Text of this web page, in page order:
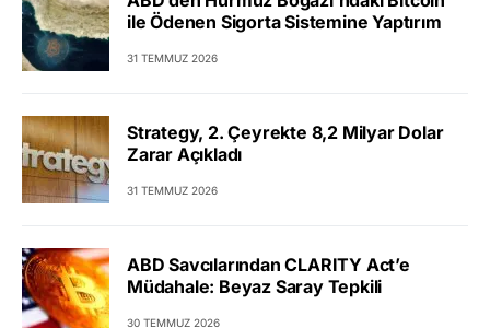
ile Ödenen Sigorta Sistemine Yaptırım
31 TEMMUZ 2026
Strategy, 2. Çeyrekte 8,2 Milyar Dolar
Zarar Açıkladı
31 TEMMUZ 2026
ABD Savcılarından CLARITY Act’e
Müdahale: Beyaz Saray Tepkili
30 TEMMUZ 2026